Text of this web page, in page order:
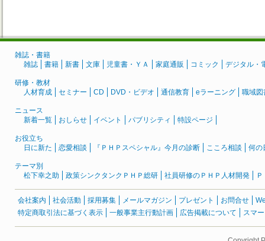
雑誌・書籍
雑誌
書籍 新書 文庫 児童書・ＹＡ 家庭通販 コミック デジタル・
研修・教材
人材育成
セミナー CD DVD・ビデオ 通信教育 eラーニング 職域図
ニュース
新着一覧
おしらせ イベント パブリシティ 特設ページ
お役立ち
日に新た
恋愛相談 『ＰＨＰスペシャル』今月の診断 こころ相談 何の
テーマ別
松下幸之助
政策シンクタンクＰＨＰ総研 社員研修のＰＨＰ人材開発
会社案内 社会活動 採用募集 メールマガジン プレゼント お問合せ
特定商取引法に基づく表示
一般事業主行動計画 広告掲載について スマ